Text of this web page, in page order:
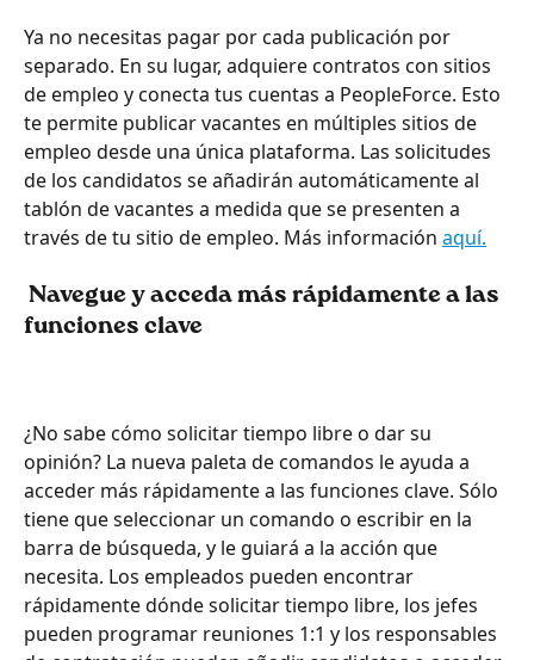
Ya no necesitas pagar por cada publicación por
separado. En su lugar, adquiere contratos con sitios
de empleo y conecta tus cuentas a PeopleForce. Esto
te permite publicar vacantes en múltiples sitios de
empleo desde una única plataforma. Las solicitudes
de los candidatos se añadirán automáticamente al
tablón de vacantes a medida que se presenten a
través de tu sitio de empleo. Más información aquí.
funciones clave
¿No sabe cómo solicitar tiempo libre o dar su
opinión? La nueva paleta de comandos le ayuda a
acceder más rápidamente a las funciones clave. Sólo
tiene que seleccionar un comando o escribir en la
barra de búsqueda, y le guiará a la acción que
necesita. Los empleados pueden encontrar
rápidamente dónde solicitar tiempo libre, los jefes
pueden programar reuniones 1:1 y los responsables